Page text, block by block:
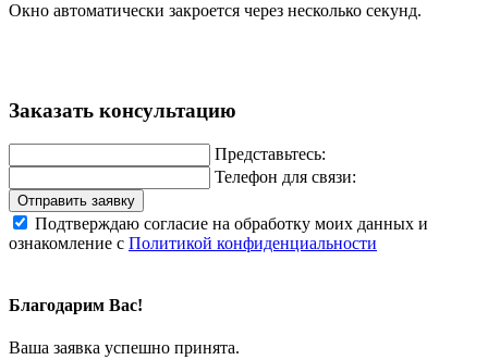
Окно автоматически закроется через несколько секунд.
Заказать консультацию
Представьтесь:
Телефон для связи:
Отправить заявку
Подтверждаю согласие на обработку моих данных и
ознакомление с Политикой конфиденциальности
Благодарим Вас!
Ваша заявка успешно принята.